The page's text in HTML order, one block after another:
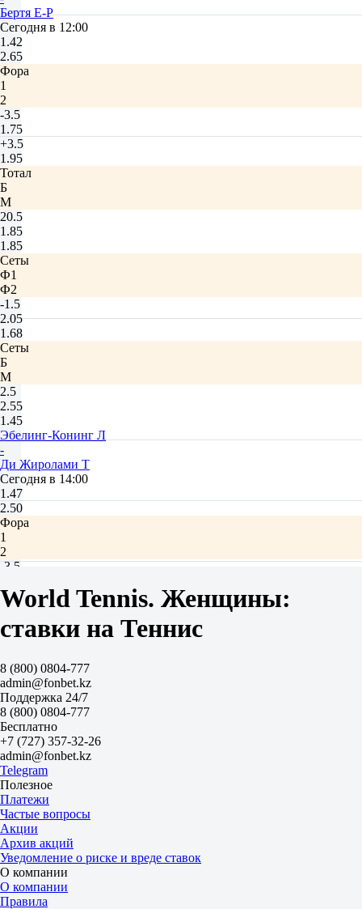
Бертя Е-Р
Сегодня в 12:00
1.42
2.65
Фора
1
2
-3.5
1.75
+3.5
1.95
Тотал
Б
М
20.5
1.85
1.85
Сеты
Ф1
Ф2
-1.5
2.05
1.68
Сеты
Б
М
2.5
2.55
1.45
Эбелинг-Конинг Л
-
Ди Жиролами Т
Сегодня в 14:00
1.47
2.50
Фора
1
2
-3.5
+3.5
1.90
Тотал
Б
20.5
1.85
1.85
Сеты
Ф1
Ф2
-1.5
2.10
1.65
Сеты
Б
М
2.5
2.55
1.45
Пьери Т
-
World Tennis. Женщины:
ставки на Теннис
8 (800) 0804-777
admin@fonbet.kz
Поддержка 24/7
8 (800) 0804-777
Бесплатно
+7 (727) 357-32-26
admin@fonbet.kz
Telegram
Полезное
Платежи
Частые вопросы
Акции
Архив акций
Уведомление о риске и вреде ставок
О компании
О компании
Правила